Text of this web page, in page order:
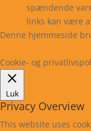
spændende
links kan være
Denne hjemmeside
Cookie- og
Luk
Privacy Overview
This website uses